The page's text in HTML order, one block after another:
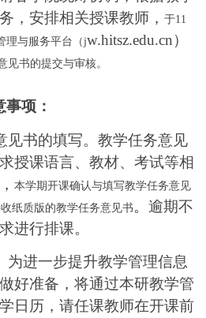
， 安排相关授课教师， 于11
理与服务平台 （jw.hitsz.edu.cn）
见书的提交与审核。
事项 ：
见书的填写。教学任务意见
授课语言、 教材、 考试等相
本学期开课确认与填写教学任务意见
纸质版的教学任务意见书 。逾期不
进行排课。
为进一步提升教学管理信息
好准备，将通过本研教学管
日历，请任课教师在开课前